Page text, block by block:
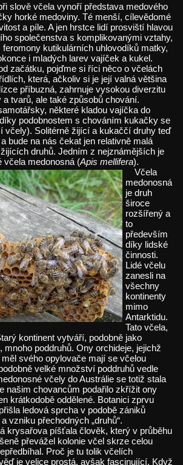
slově včela vynoří představa medového
horké medoviny. Té menší, cílevědomé
a píle. A jen hrstce lidí prosviští hlavou
společenstva s komplikovanými vztahy,
kutikulárních uhlovodíků matky,
i mladých larev vajíček a kukel.
začátku, pojďme si říci něco o včelách
která, ačkoliv si je její valná většina
příbuzná, zahrnuje vysokou diverzitu
a tvarů, ale také způsobů chování.
některé kladou vajíčka do
podobnostem s chováním kukačky se
včely). Solitérně žijící a kukaččí druhy teď
bude na nás čekat jen relativně malá
druhů. Jedním z nejznámějších je
včela medonosná (Apis mellifera).
Včela
medonosná
je druh
široce
rozšířený a
to
především
díky lidské
činnosti.
Lidé včelu
zanesli na
všechny
kontinenty
mimo
Antarktidu.
Tato včela,
kontinent vytváří, podobně jako
mnoho poddruhů. Ony orchideje, jejichž
svého opylovače mají se včelou
velké množství poddruhů vedle
včely do Austrálie se totiž stala
našim chovancům podařilo zkřížit ony
krátkodobě oddělené. Botanici zprvu
ledová sprcha v podobě zániků
vzniku přechodných „druhů“.
krysařova píšťala člověk, který v průběhu
převážel kolonie včel skrze celou
Proč je tu tolik včelích
je velice prostá, avšak fascinující. Když